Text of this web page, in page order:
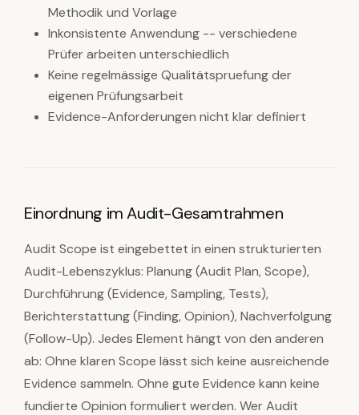
Methodik und Vorlage
Inkonsistente Anwendung -- verschiedene
Prüfer arbeiten unterschiedlich
Keine regelmässige Qualitätspruefung der
eigenen Prüfungsarbeit
Evidence-Anforderungen nicht klar definiert
Einordnung im Audit-Gesamtrahmen
Audit Scope ist eingebettet in einen strukturierten
Audit-Lebenszyklus: Planung (Audit Plan, Scope),
Durchführung (Evidence, Sampling, Tests),
Berichterstattung (Finding, Opinion), Nachverfolgung
(Follow-Up). Jedes Element hängt von den anderen
ab: Ohne klaren Scope lässt sich keine ausreichende
Evidence sammeln. Ohne gute Evidence kann keine
fundierte Opinion formuliert werden. Wer Audit